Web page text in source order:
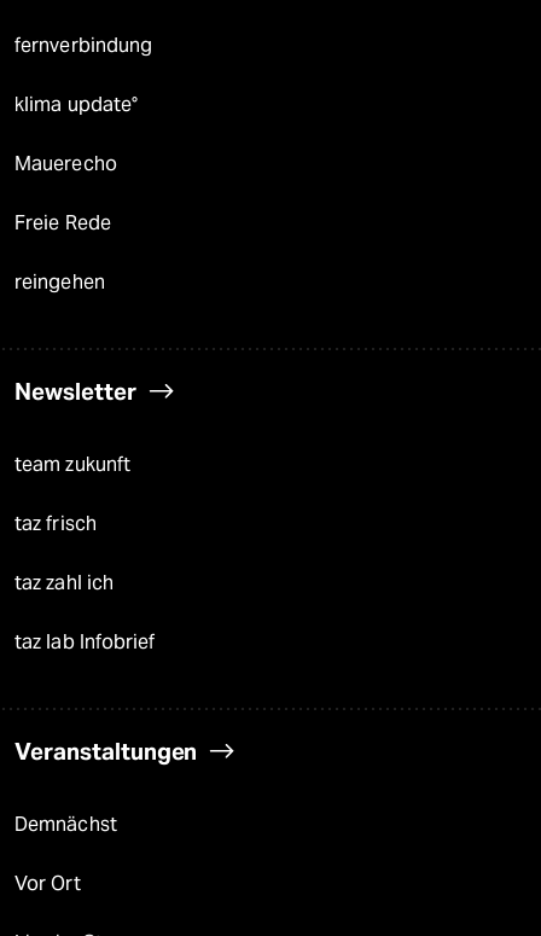
fernverbindung
klima update°
Mauerecho
Freie Rede
reingehen
Newsletter
team zukunft
taz frisch
taz zahl ich
taz lab Infobrief
Veranstaltungen
Demnächst
Vor Ort